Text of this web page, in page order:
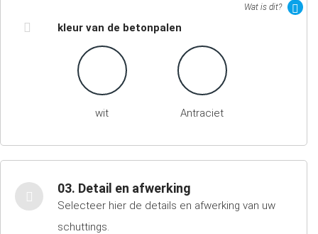
Wat is dit?
kleur van de betonpalen
wit Antraciet
03. Detail en afwerking
Selecteer hier de details en afwerking van uw
schuttings.